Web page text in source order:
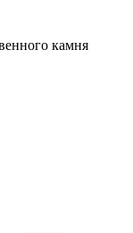
камня